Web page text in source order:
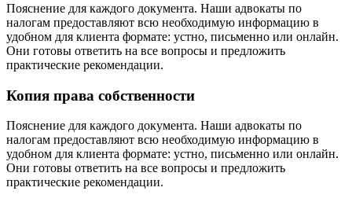
Пояснение для каждого документа. Наши адвокаты по
налогам предоставляют всю необходимую информацию в
удобном для клиента формате: устно, письменно или онлайн.
Они готовы ответить на все вопросы и предложить
практические рекомендации.
Копия права собственности
Пояснение для каждого документа. Наши адвокаты по
налогам предоставляют всю необходимую информацию в
удобном для клиента формате: устно, письменно или онлайн.
Они готовы ответить на все вопросы и предложить
практические рекомендации.